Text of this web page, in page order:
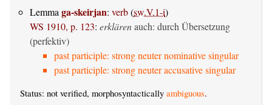
Lemmaga-skeirjan: verb(sw.V.1-i)
WS 1910, p. 123: erklärenauch: durch Übersetzung
(perfektiv)
past participle: strong neuter nominative singular
past participle: strong neuter accusative singular
Status: not verified, morphosyntactically ambiguous.